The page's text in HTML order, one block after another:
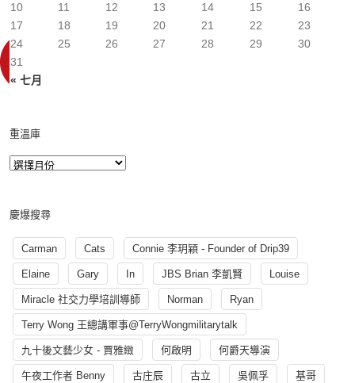
« 七月
10
11 12 13 14 15
16
17
18 19 20 21 22
23
24
25 26 27 28 29
30
31
重溫庫
慶爆搜尋
Carman Cats Connie 李玥穎 - Founder of Drip39
Elaine Gary In JBS Brian 李凱賢 Louise
Miracle 社交力學培訓導師 Norman Ryan
Terry Wong 王總講軍事@TerryWongmilitarytalk
九十後文藝少女 - 賈雅緻 何啟明 何爵天導演
午夜工作者 Benny 古庄辰 古立 吳佩孚 基哥